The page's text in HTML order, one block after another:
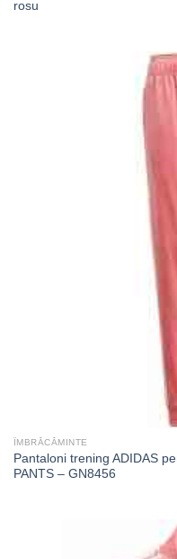
rosu
ÎMBRĂCĂMINTE
Pantaloni trening ADIDAS
PANTS – GN8456